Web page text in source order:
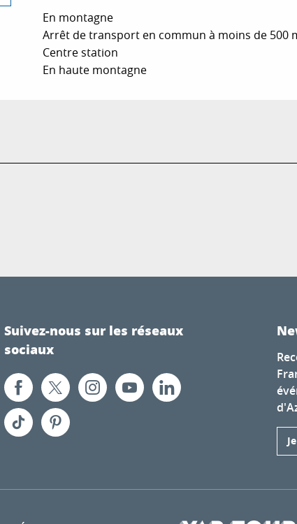
En montagne
Arrêt de transport en commun à moins de 500
Centre station
En haute montagne
Suivez-nous sur les réseaux
sociaux